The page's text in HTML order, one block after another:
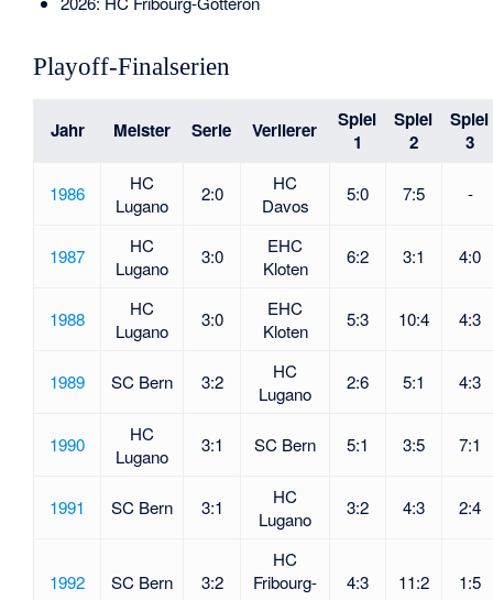
Playoff-Finalserien
Jahr Meister Serie Verlierer
Spiel
1
Spiel
2
Spiel
3
1986
HC
Lugano
2:0
HC
Davos
5:0 7:5 -
1987
HC
Lugano
3:0
EHC
Kloten
6:2 3:1 4:0
1988
HC
Lugano
3:0
EHC
Kloten
5:3 10:4 4:3
1989 SC Bern 3:2
HC
Lugano
2:6 5:1 4:3
1990
HC
Lugano
3:1 SC Bern 5:1 3:5 7:1
1991 SC Bern 3:1
HC
Lugano
3:2 4:3 2:4
1992 SC Bern 3:2
HC
Fribourg-
4:3 11:2 1:5